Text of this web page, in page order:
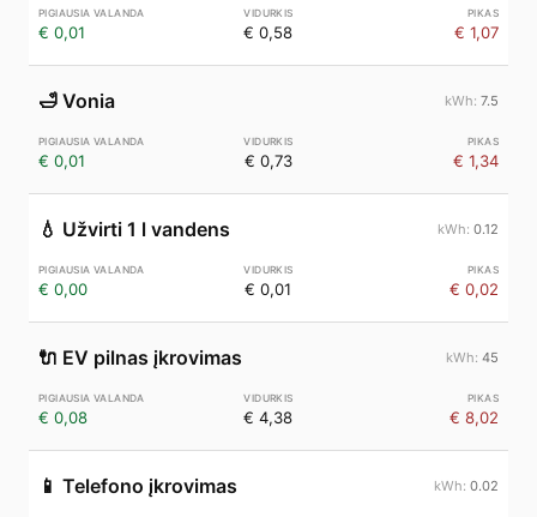
€ 0,01 € 0,58 € 1,07
🛁 Vonia 7.5
€ 0,01 € 0,73 € 1,34
💧 Užvirti 1 l vandens 0.12
€ 0,00 € 0,01 € 0,02
🔌 EV pilnas įkrovimas 45
€ 0,08 € 4,38 € 8,02
📱 Telefono įkrovimas 0.02